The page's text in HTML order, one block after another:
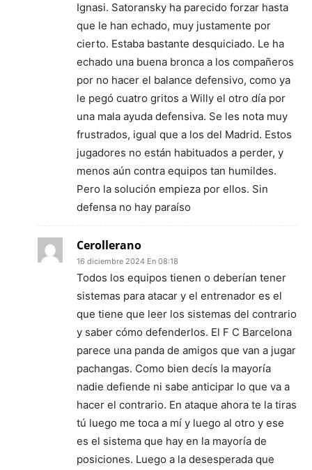
Ignasi. Satoransky ha parecido forzar hasta
que le han echado, muy justamente por
cierto. Estaba bastante desquiciado. Le ha
echado una buena bronca a los compañeros
por no hacer el balance defensivo, como ya
le pegó cuatro gritos a Willy el otro día por
una mala ayuda defensiva. Se les nota muy
frustrados, igual que a los del Madrid. Estos
jugadores no están habituados a perder, y
menos aún contra equipos tan humildes.
Pero la solución empieza por ellos. Sin
defensa no hay paraíso
Cerollerano
16 diciembre 2024 En 08:18
Todos los equipos tienen o deberían tener
sistemas para atacar y el entrenador es el
que tiene que leer los sistemas del contrario
y saber cómo defenderlos. El F C Barcelona
parece una panda de amigos que van a jugar
pachangas. Como bien decís la mayoría
nadie defiende ni sabe anticipar lo que va a
hacer el contrario. En ataque ahora te la tiras
tú luego me toca a mí y luego al otro y ese
es el sistema que hay en la mayoría de
posiciones. Luego a la desesperada que